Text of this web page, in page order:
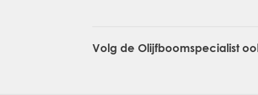
Volg de Olijfboomspecialist